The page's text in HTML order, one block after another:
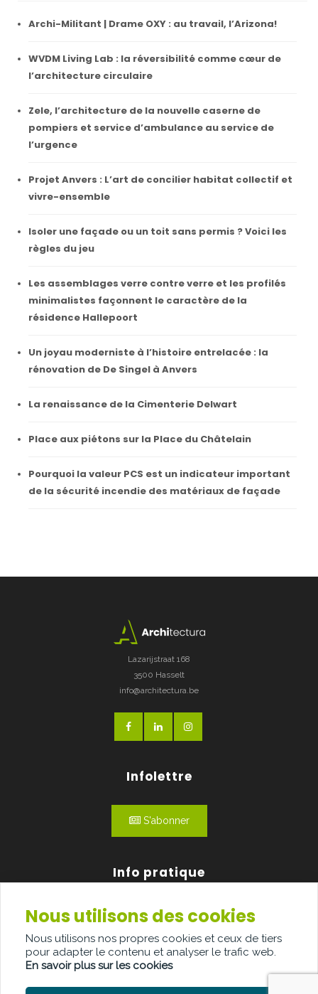
Archi-Militant | Drame OXY : au travail, l’Arizona!
WVDM Living Lab : la réversibilité comme cœur de
l’architecture circulaire
Zele, l’architecture de la nouvelle caserne de
pompiers et service d’ambulance au service de
l’urgence
Projet Anvers : L’art de concilier habitat collectif et
vivre-ensemble
Isoler une façade ou un toit sans permis ? Voici les
règles du jeu
Les assemblages verre contre verre et les profilés
minimalistes façonnent le caractère de la
résidence Hallepoort
Un joyau moderniste à l’histoire entrelacée : la
rénovation de De Singel à Anvers
La renaissance de la Cimenterie Delwart
Place aux piétons sur la Place du Châtelain
Pourquoi la valeur PCS est un indicateur important
de la sécurité incendie des matériaux de façade
Lazarijstraat 168
3500 Hasselt
info@architectura.be
Infolettre
S'abonner
Info pratique
Qui sommes-nous?
Publicité
Contact
Nous utilisons des cookies
Nous utilisons nos propres cookies et ceux de tiers
pour adapter le contenu et analyser le trafic web.
En savoir plus sur les cookies